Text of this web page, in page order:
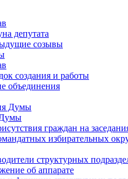
депутата
созывы
создания и работы
объединения
Думы
граждан на
избирательных
структурных
об аппарате